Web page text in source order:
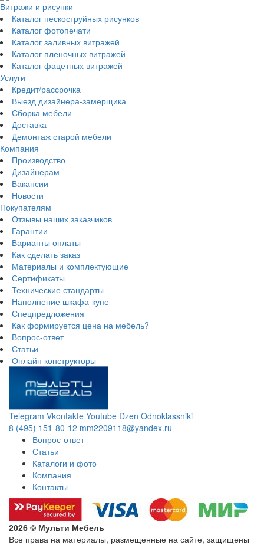
Витражи и рисунки
Каталог пескоструйных рисунков
Каталог фотопечати
Каталог заливных витражей
Каталог пленочных витражей
Каталог фацетных витражей
Услуги
Кредит/рассрочка
Выезд дизайнера-замерщика
Сборка мебели
Доставка
Демонтаж старой мебели
Компания
Производство
Дизайнерам
Вакансии
Новости
Покупателям
Отзывы наших заказчиков
Гарантии
Варианты оплаты
Как сделать заказ
Материалы и комплектующие
Сертификаты
Технические стандарты
Наполнение шкафа-купе
Спецпредложения
Как формируется цена на мебель?
Вопрос-ответ
Статьи
Онлайн конструкторы
Telegram Vkontakte Youtube Dzen Odnoklassniki
8 (495) 151-80-12 mm2209118@yandex.ru
Вопрос-ответ
Статьи
Каталоги и фото
Компания
Контакты
2026 © Мульти Мебель
Все права на материалы, размещенные на сайте, защищены